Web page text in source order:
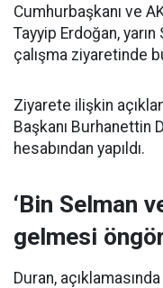
Cumhurbaşkanı ve
Tayyip Erdoğan,
çalışma ziyaretinde
Ziyarete ilişkin
Başkanı Burhanettin
hesabından yapıldı.
‘Bin Selman
gelmesi
Duran,